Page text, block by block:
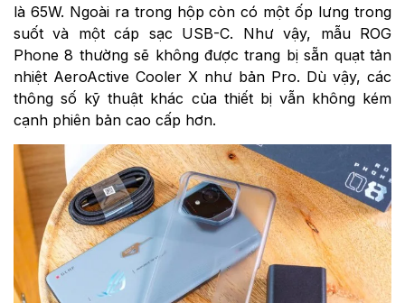
là 65W. Ngoài ra trong hộp còn có một ốp lưng trong
suốt và một cáp sạc USB-C. Như vậy, mẫu ROG
Phone 8 thường sẽ không được trang bị sẵn quạt tản
nhiệt AeroActive Cooler X như bản Pro. Dù vậy, các
thông số kỹ thuật khác của thiết bị vẫn không kém
cạnh phiên bản cao cấp hơn.